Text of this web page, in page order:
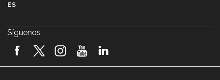
2026! (video)
ES
Síguenos